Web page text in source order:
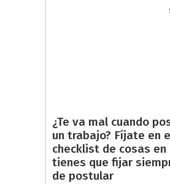
¿Te va mal cuando
un trabajo? Fíjate en
checklist de cosas
tienes que fijar
de postular